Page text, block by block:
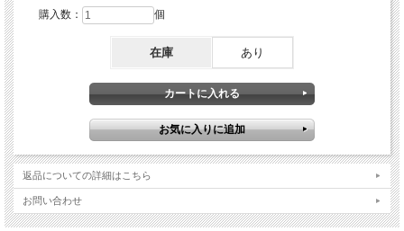
購入数： 個
在庫 あり
返品についての詳細はこちら
お問い合わせ